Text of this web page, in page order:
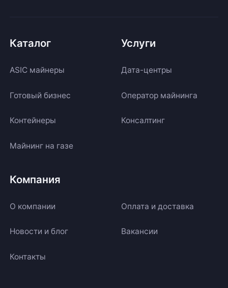
Каталог
ASIC майнеры
Готовый бизнес
Контейнеры
Майнинг на газе
Услуги
Дата-центры
Оператор майнинга
Консалтинг
Компания
О компании Оплата и доставка
Новости и блог Вакансии
Контакты